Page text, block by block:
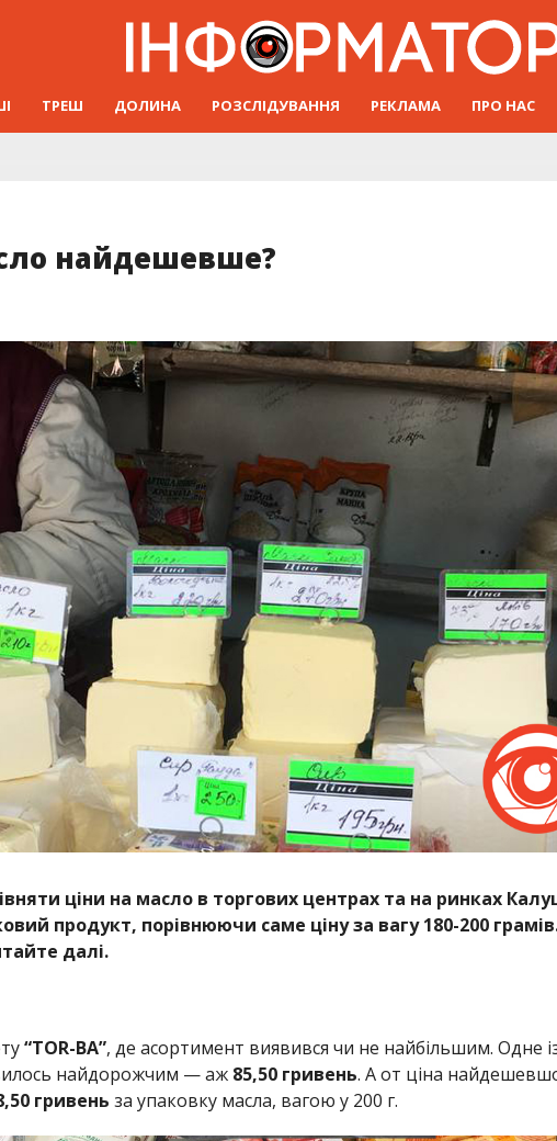
ТРЕШ ДОЛИНА РОЗСЛІДУВАННЯ РЕКЛАМА ПРО НАС
найдешевше?
ціни на масло в торгових центрах та на ринках
продукт, порівнюючи саме ціну за вагу 180-200
далі.
“TOR-BA”, де асортимент виявився чи не найбільшим. Одне
найдорожчим — аж 85,50 гривень. А от ціна
гривень за упаковку масла, вагою у 200 г.